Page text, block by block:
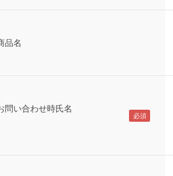
品名
問い合わせ時氏名